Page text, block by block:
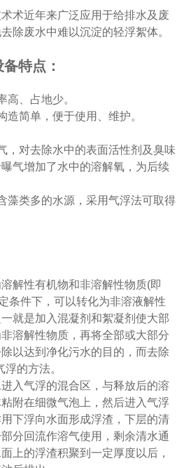
近年来广泛应用于给排水及废
除废水中难以沉淀的轻浮絮体。
特点：
、占地少。
简单，便于使用、维护。
对去除水中的表面活性剂及臭味
气增加了水中的溶解氧，为后续
类多的水源，采用气浮法可取得
性有机物和非溶解性物质(即
条件下，可以转化为非溶液解性
就是加入混凝剂和絮凝剂使大部
溶解性物质，再将全部或大部分
以达到净化污水的目的，而去除
的方法。
气浮的混合区，与释放后的溶
附在细微气泡上，然后进入气浮
下浮向水面形成浮渣，下层的清
分回流作溶气使用，剩余清水通
上的浮渣积聚到一定厚度以后，